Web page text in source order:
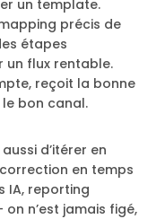
un template.
précis de
étapes
un flux rentable.
reçoit la bonne
bon canal.
d’itérer en
en temps
IA, reporting
n’est jamais figé,